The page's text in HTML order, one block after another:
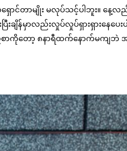
ဘဲရှောင်တာမျိုး မလုပ်သင့်ပါဘူး။
မှာလည်းလှုပ်လှုပ်ရှားရှားနေပေးပ
ာကိုတော့ ၈နာရီထက်နောက်မကျ